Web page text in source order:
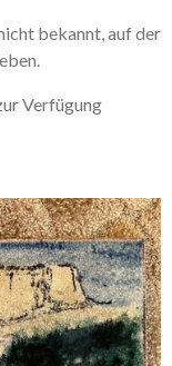
bekannt, auf der
Verfügung